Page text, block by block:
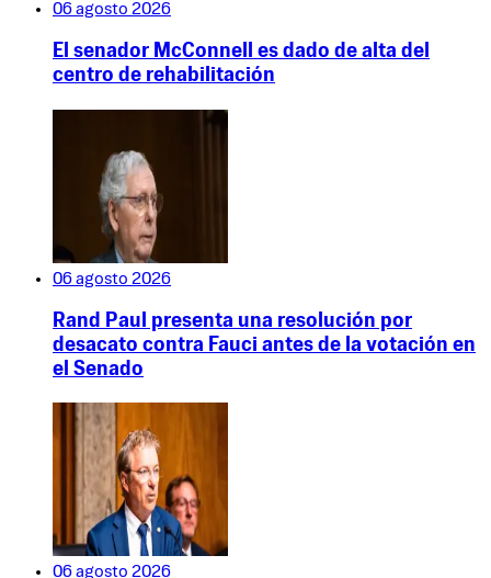
06 agosto 2026
El senador McConnell es dado de alta del
centro de rehabilitación
06 agosto 2026
Rand Paul presenta una resolución por
desacato contra Fauci antes de la votación en
el Senado
06 agosto 2026